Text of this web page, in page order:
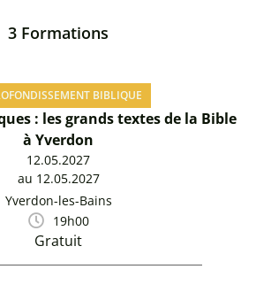
3 Formations
BIBLIQUE
: les grands textes de la Bible
à Yverdon
12.05.2027
au 12.05.2027
Yverdon-les-Bains
19h00
Gratuit